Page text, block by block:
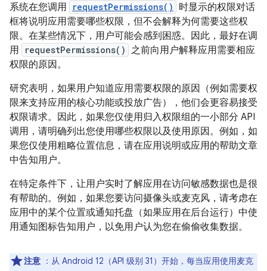
系统在您调用 requestPermissions()
时显示的权限对话
框将说明应用需要哪些权限，但不会解释为何需要这些权
限。在某些情况下，用户可能会感到困惑。因此，最好在调
用
requestPermissions() 之前向用户解释应用需要相应
权限的原因。
研究表明，如果用户知道应用需要权限的原因（例如需要权
限来支持应用的核心功能或投放广告），他们会更容易接受
权限请求。因此，如果您仅使用归入权限组的一小部分 API
调用，请明确列出您使用哪些权限以及使用原因。例如，如
果您仅使用粗略位置信息，请在应用说明或应用的帮助文章
中告知用户。
在特定条件下，让用户实时了解应用在访问敏感数据也是很
有帮助的。例如，如果您要访问摄像头或麦克风，请考虑在
应用中的某个位置或通知托盘（如果应用在后台运行）中使
用通知图标告知用户，以免用户认为您在偷偷收集数据。
注意 ：从 Android 12（API 级别 31）开始，每当应用使用麦克